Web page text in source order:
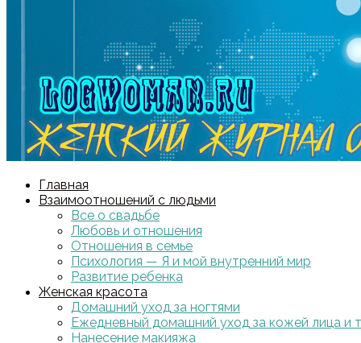
Главная
Взаимоотношений с людьми
Все о свадьбе
Любовь и отношения
Отношения в семье
Психология — Я и мой внутренний мир
Развитие ребенка
Женская красота
Домашний уход за ногтями
Ежедневный домашний уход за кожей лица и
Нанесение макияжа